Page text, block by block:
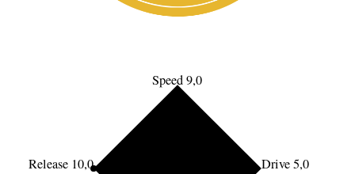
Speed 9,0
Drive 5,0
Release 10,0